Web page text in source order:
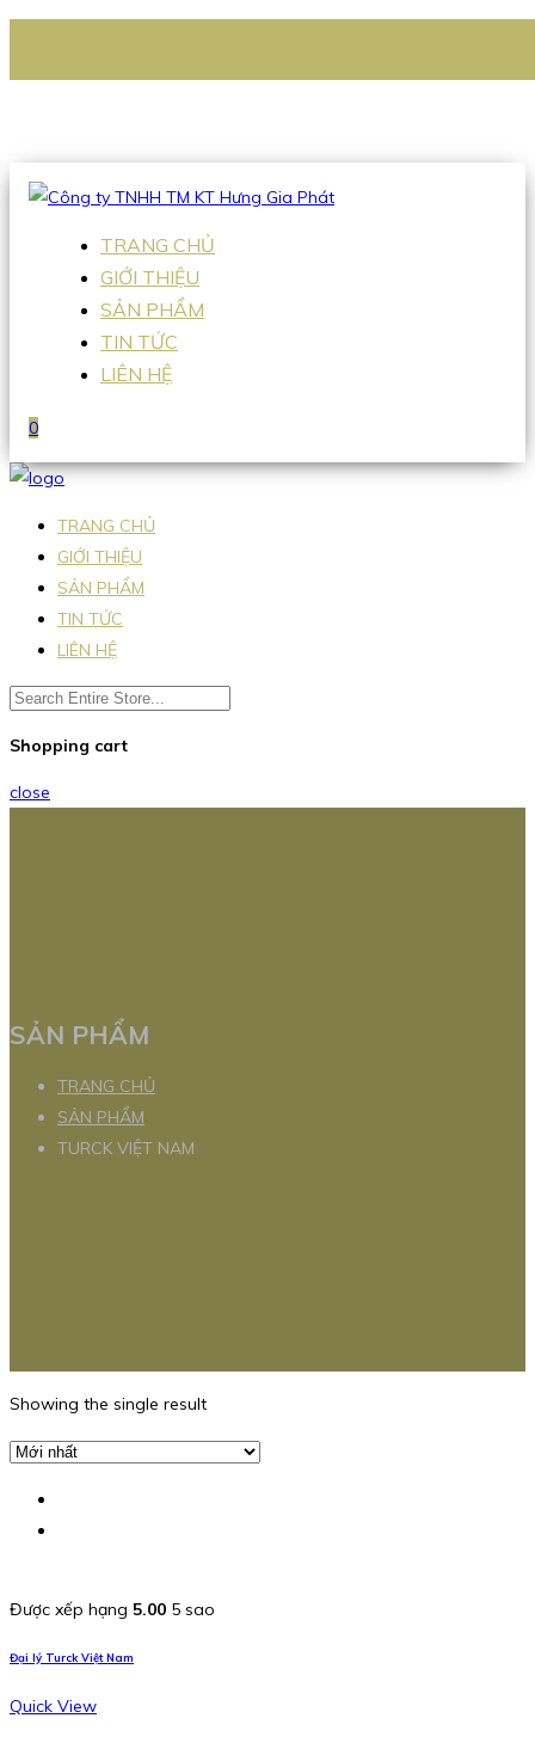
Hotline:0938 336 079
TRANG CHỦ
GIỚI THIỆU
SẢN PHẨM
TIN TỨC
LIÊN HỆ
0
TRANG CHỦ
GIỚI THIỆU
SẢN PHẨM
TIN TỨC
LIÊN HỆ
Shopping cart
close
SẢN PHẨM
TRANG CHỦ
SẢN PHẨM
TURCK VIỆT NAM
Showing the single result
Được xếp hạng 5.00 5 sao
Đại lý Turck Việt Nam
Quick View